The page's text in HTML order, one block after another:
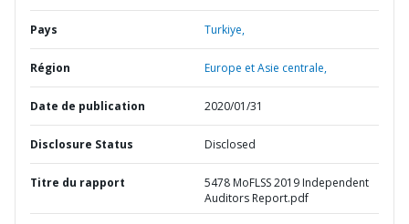
Pays Turkiye,
Région Europe et Asie centrale,
Date de publication 2020/01/31
Disclosure Status Disclosed
Titre du rapport
5478 MoFLSS 2019 Independent
Auditors Report.pdf